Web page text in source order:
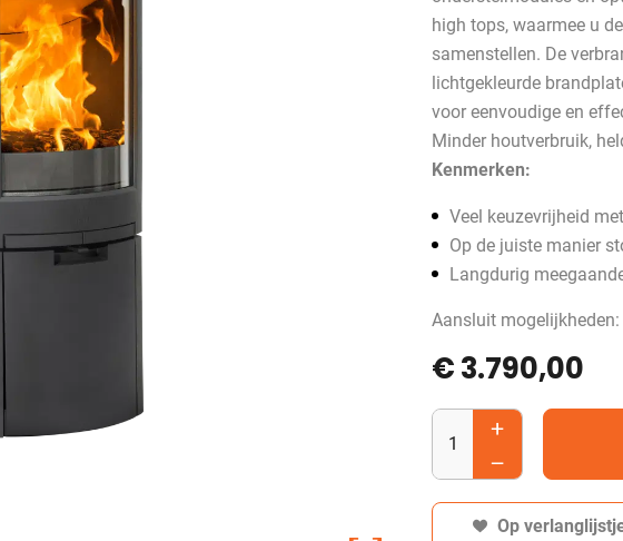
high tops, waarmee u
samenstellen. De
lichtgekleurde
voor eenvoudige en
Minder houtverbruik,
Kenmerken:
Veel keuzevrijheid
Op de juiste manier
Langdurig
Aansluit
€3.790,00
Op